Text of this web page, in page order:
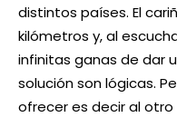
distintos países. El
kilómetros y, al
infinitas ganas de dar
solución son lógicas.
ofrecer es decir al